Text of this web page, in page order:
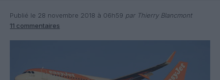
Publié le 28 novembre 2018 à 06h59 par Thierry Blancmont
11 commentaires